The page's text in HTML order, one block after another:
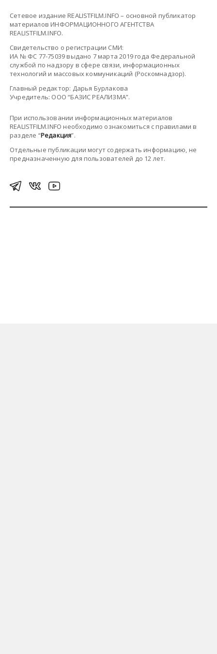
Сетевое издание REALISTFILM.INFO – основной публикатор
материалов ИНФОРМАЦИОННОГО АГЕНТСТВА
REALISTFILM.INFO.
Свидетельство о регистрации СМИ:
ИА № ФС 77-75039 выдано 7 марта 2019 года Федеральной
службой по надзору в сфере связи, информационных
технологий и массовых коммуникаций (Роскомнадзор).
Главный редактор: Дарья Бурлакова
Учредитель: ООО “БАЗИС РЕАЛИЗМА”.
При использовании информационных материалов
REALISTFILM.INFO необходимо ознакомиться с правилами в
разделе “Редакция”.
Отдельные публикации могут содержать информацию, не
предназначенную для пользователей до 12 лет.